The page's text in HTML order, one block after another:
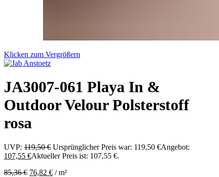
Klicken zum Vergrößern
JA3007-061 Playa In &
Outdoor Velour Polsterstoff
rosa
UVP: 119,50€ Ursprünglicher Preis war: 119,50 €Angebot:
107,55 €Aktueller Preis ist: 107,55 €.
85,36€ 76,82 € /m²